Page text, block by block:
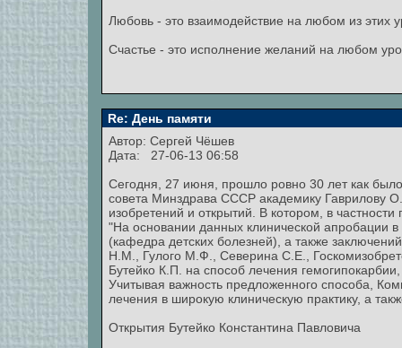
Любовь - это взаимодействие на любом из этих
Счастье - это исполнение желаний на любом
Re: День памяти
Автор: Сергей Чёшев
Дата: 27-06-13 06:58
Сегодня, 27 июня, прошло ровно 30 лет как
совета Минздрава СССР академику Гаврилову
изобретений и открытий. В котором, в частности
"На основании данных клинической апробации
(кафедра детских болезней), а также
Н.М., Гулого М.Ф., Северина С.Е.,
Бутейко К.П. на способ лечения
Учитывая важность предложенного способа,
лечения в широкую клиническую практику, а
Открытия Бутейко Константина Павловича